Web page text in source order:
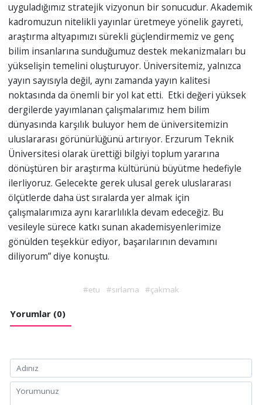
uyguladığımız stratejik vizyonun bir sonucudur. Akademik
kadromuzun nitelikli yayınlar üretmeye yönelik gayreti,
araştırma altyapımızı sürekli güçlendirmemiz ve genç
bilim insanlarına sunduğumuz destek mekanizmaları bu
yükselişin temelini oluşturuyor. Üniversitemiz, yalnızca
yayın sayısıyla değil, aynı zamanda yayın kalitesi
noktasında da önemli bir yol kat etti. Etki değeri yüksek
dergilerde yayımlanan çalışmalarımız hem bilim
dünyasında karşılık buluyor hem de üniversitemizin
uluslararası görünürlüğünü artırıyor. Erzurum Teknik
Üniversitesi olarak ürettiği bilgiyi toplum yararına
dönüştüren bir araştırma kültürünü büyütme hedefiyle
ilerliyoruz. Gelecekte gerek ulusal gerek uluslararası
ölçütlerde daha üst sıralarda yer almak için
çalışmalarımıza aynı kararlılıkla devam edeceğiz. Bu
vesileyle sürece katkı sunan akademisyenlerimize
gönülden teşekkür ediyor, başarılarının devamını
diliyorum” diye konuştu.
#etu #sırlama #çakmak
Yorumlar (0)